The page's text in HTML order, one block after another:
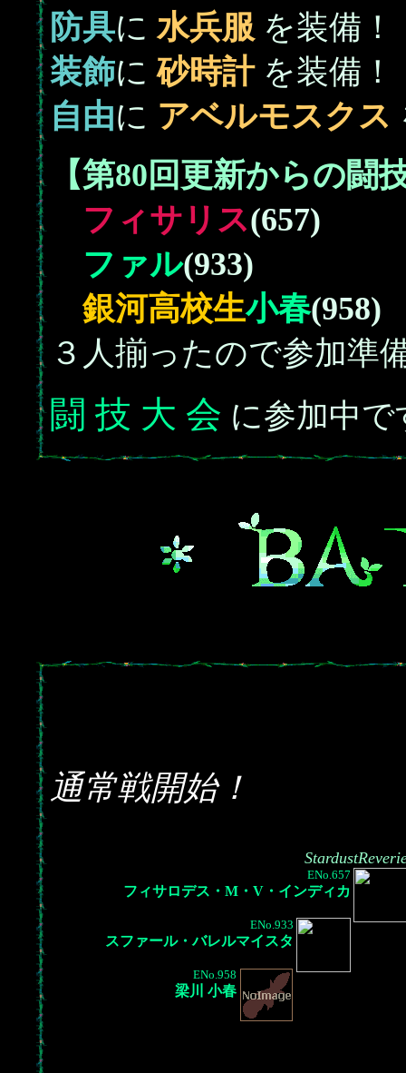
防具に水兵服 を装備！
装飾に砂時計を装備！
自由に アベルモスクス
【第80回更新からの闘
フィサリス(657)
ファル(933)
銀河高校生小春(958)
３人揃ったので参加準
闘 技 大 会 に参加中で
通常戦開始！
ENo.657
フィサロデス・M・V・インディカ
ENo.933
スファール・バレルマイスタ
ENo.958
梁川 小春